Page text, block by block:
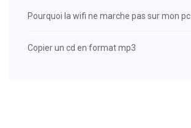
Pourquoi la wifi ne marche pas sur mon pc
Copier un cd en format mp3